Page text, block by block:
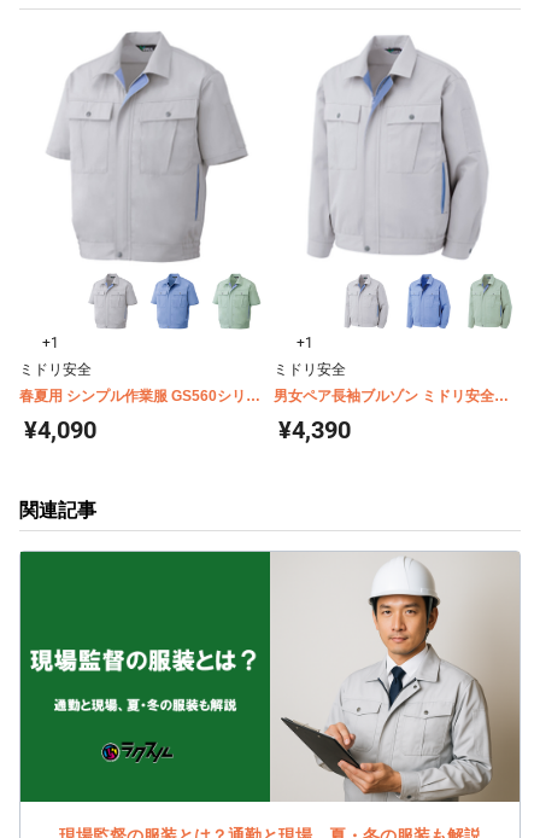
+1
ミドリ安全
春夏用 シンプル作業服 GS560シリー
ズ 半袖ブルゾン
¥4,090
+1
ミドリ安全
男女ペア長袖ブルゾン ミドリ安全
GS2561 2563 2566~2567
¥4,390
関連記事